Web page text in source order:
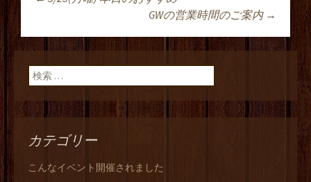
投稿ナビゲーショ
ン
GWの営業時間のご案内 →
検索:
カテゴリー
こんなイベント開催されました